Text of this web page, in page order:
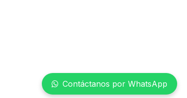
Contáctanos por WhatsApp